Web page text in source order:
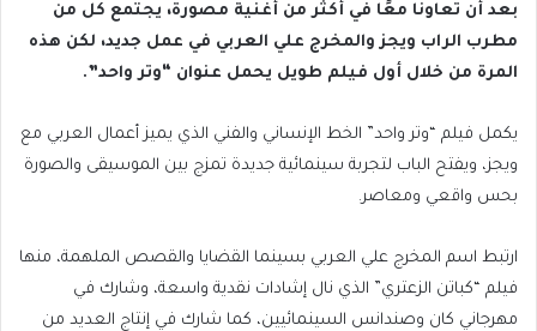
بعد أن تعاونا معًا في أكثر من أغنية مصورة، يجتمع كل من
مطرب الراب ويجز والمخرج علي العربي في عمل جديد، لكن هذه
المرة من خلال أول فيلم طويل يحمل عنوان “وتر واحد”.
يكمل فيلم “وتر واحد” الخط الإنساني والفني الذي يميز أعمال العربي مع
ويجز، ويفتح الباب لتجربة سينمائية جديدة تمزج بين الموسيقى والصورة
بحس واقعي ومعاصر.
ارتبط اسم المخرج علي العربي بسينما القضايا والقصص الملهمة، منها
فيلم “كباتن الزعتري” الذي نال إشادات نقدية واسعة، وشارك في
مهرجاني كان وصندانس السينمائيين، كما شارك في إنتاج العديد من